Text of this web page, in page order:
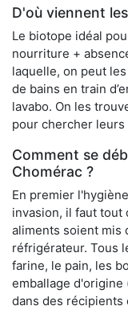
D'où viennent
Le biotope idéal
nourriture +
laquelle, on peut
de bains en train
lavabo. On les
pour chercher
Comment se
Chomérac ?
En premier
invasion, il faut tout
aliments soient mis
réfrigérateur. Tous
farine, le pain, les
emballage
dans des récipients